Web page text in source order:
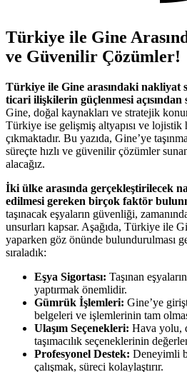
Türkiye ile Gine
ve Güvenilir Çözümler!
Türkiye ile Gine arasındaki nakliyat
ticari ilişkilerin güçlenmesi açısından
Gine, doğal kaynakları ve stratejik
Türkiye ise gelişmiş altyapısı ve
çıkmaktadır. Bu yazıda, Gine’ye
süreçte hızlı ve güvenilir çözümler
alacağız.
İki ülke arasında gerçekleştirilecek
edilmesi gereken birçok faktör
taşınacak eşyaların güvenliği,
unsurları kapsar. Aşağıda, Türkiye ile
yaparken göz önünde bulundurulması
sıraladık:
Eşya Sigortası: Taşınan
yaptırmak önemlidir.
Gümrük İşlemleri: Gine’ye
belgeleri ve işlemlerinin tam
Ulaşım Seçenekleri: Hava yolu,
taşımacılık seçeneklerinin
Profesyonel Destek: Deneyimli
çalışmak, süreci kolaylaştırır.